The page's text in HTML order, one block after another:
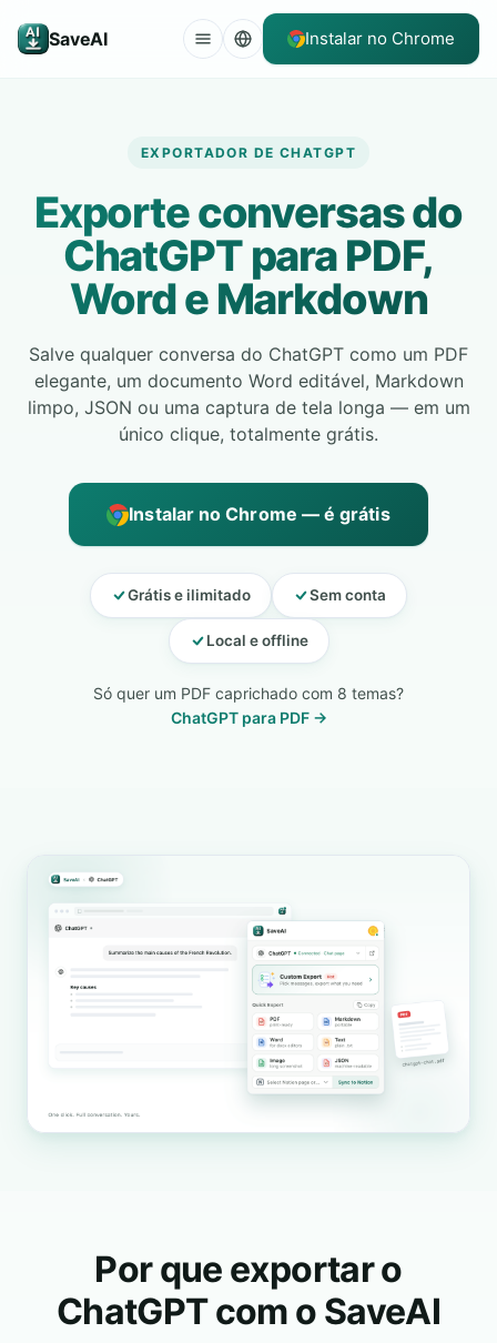
SaveAI Instalar no Chrome
EXPORTADOR DE CHATGPT
Exporte conversas do
ChatGPT para PDF,
Word e Markdown
Salve qualquer conversa do ChatGPT como um PDF
elegante, um documento Word editável, Markdown
limpo, JSON ou uma captura de tela longa — em um
único clique, totalmente grátis.
Instalar no Chrome — é grátis
Grátis e ilimitado Sem conta
Local e offline
Só quer um PDF caprichado com 8 temas?
ChatGPT para PDF →
Por que exportar o
ChatGPT com o SaveAI